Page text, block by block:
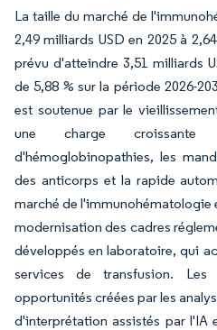
La taille du marché de
2,49 milliards USD en 2025 à
prévu d'atteindre 3,51 milliards
de 5,88 % sur la période 2026-
est soutenue par le
une charge
d'hémoglobinopathies, les
des anticorps et la rapide
marché de l'immunohématologie
modernisation des cadres
développés en laboratoire, qui
services de transfusion. Les
opportunités créées par les
d'interprétation assistés par l'IA